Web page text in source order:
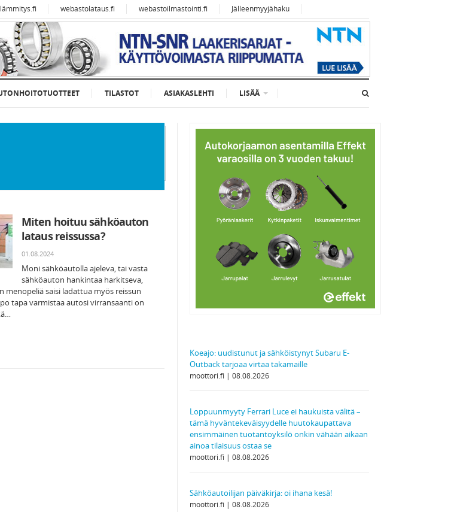
webastolataus.fi webastoilmastointi.fi Jälleenmyyjähaku
TILASTOT ASIAKASLEHTI LISÄÄ
Miten hoituu sähköauton
lataus reissussa?
01.08.2024
Moni sähköautolla ajeleva, tai vasta
sähköauton hankintaa harkitseva,
menopeliä saisi ladattua myös reissun
tapa varmistaa autosi virransaanti on
Koeajo: uudistunut ja sähköistynyt Subaru E-
Outback tarjoaa virtaa takamaille
moottori.fi 08.08.2026
Loppuunmyyty Ferrari Luce ei haukuista välitä –
tämä hyväntekeväisyydelle huutokaupattava
ensimmäinen tuotantoyksilö onkin vähään aikaan
ainoa tilaisuus ostaa se
moottori.fi 08.08.2026
Sähköautoilijan päiväkirja: oi ihana kesä!
moottori.fi 08.08.2026